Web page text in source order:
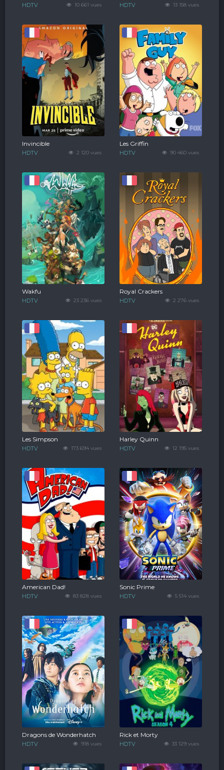
10 661 vues
HDTV 13 158 vues
HDTV
2 120 vues
Invincible
HDTV 90 460 vues
Les Griffin
HDTV
23 236 vues
Wakfu
HDTV 2 276 vues
Royal Crackers
HDTV
173 694 vues
Les Simpson
HDTV 12 195 vues
Harley Quinn
HDTV
83 828 vues
American Dad!
HDTV 5 514 vues
Sonic Prime
HDTV
918 vues
Dragons de Wonderhatch
HDTV 33 129 vues
Rick et Morty
HDTV